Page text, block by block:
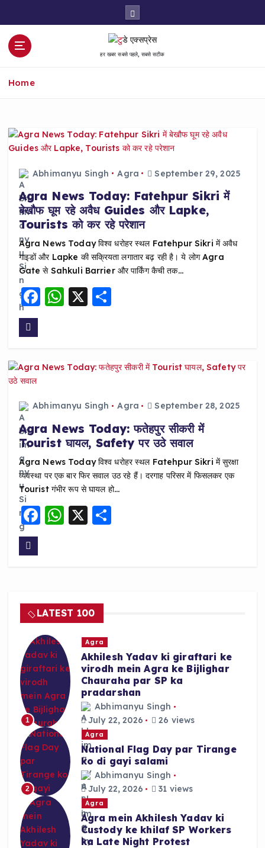
हर खबर सबसे पहले, सबसे सटीक
Home
Abhimanyu Singh Agra September 29, 2025
Agra News Today: Fatehpur Sikri में
बेखौफ घूम रहे अवैध Guides और Lapke,
Tourists को कर रहे परेशान
Agra News Today विश्व धरोहर स्थल Fatehpur Sikri में अवैध
गाइडों और Lapke की सक्रियता लगातार बढ़ रही है। ये लोग Agra
Gate से Sahkuli Barrier और पार्किंग कैची तक…
F
b
o
k
W
A
p
X S
Abhimanyu Singh Agra September 28, 2025
Agra News Today: फतेहपुर सीकरी में
Tourist घायल, Safety पर उठे सवाल
Agra News Today विश्व धरोहर स्थल Fatehpur Sikri में सुरक्षा
व्यवस्था पर एक बार फिर सवाल उठ रहे हैं। दरगाह परिसर में फिसलकर एक
Tourist गंभीर रूप से घायल हो…
F
o
o
k
W
p
p
X S
LATEST 100
1
Agra
Akhilesh Yadav ki giraftari ke
virodh mein Agra ke Bijlighar
Chauraha par SP ka
pradarshan
Abhimanyu Singh
July 22, 2026
26 views
2
Agra
National Flag Day par Tirange
ko di gayi salami
Abhimanyu Singh
July 22, 2026
31 views
Agra
Agra mein Akhilesh Yadav ki
Custody ke khilaf SP Workers
ka Late Night Protest